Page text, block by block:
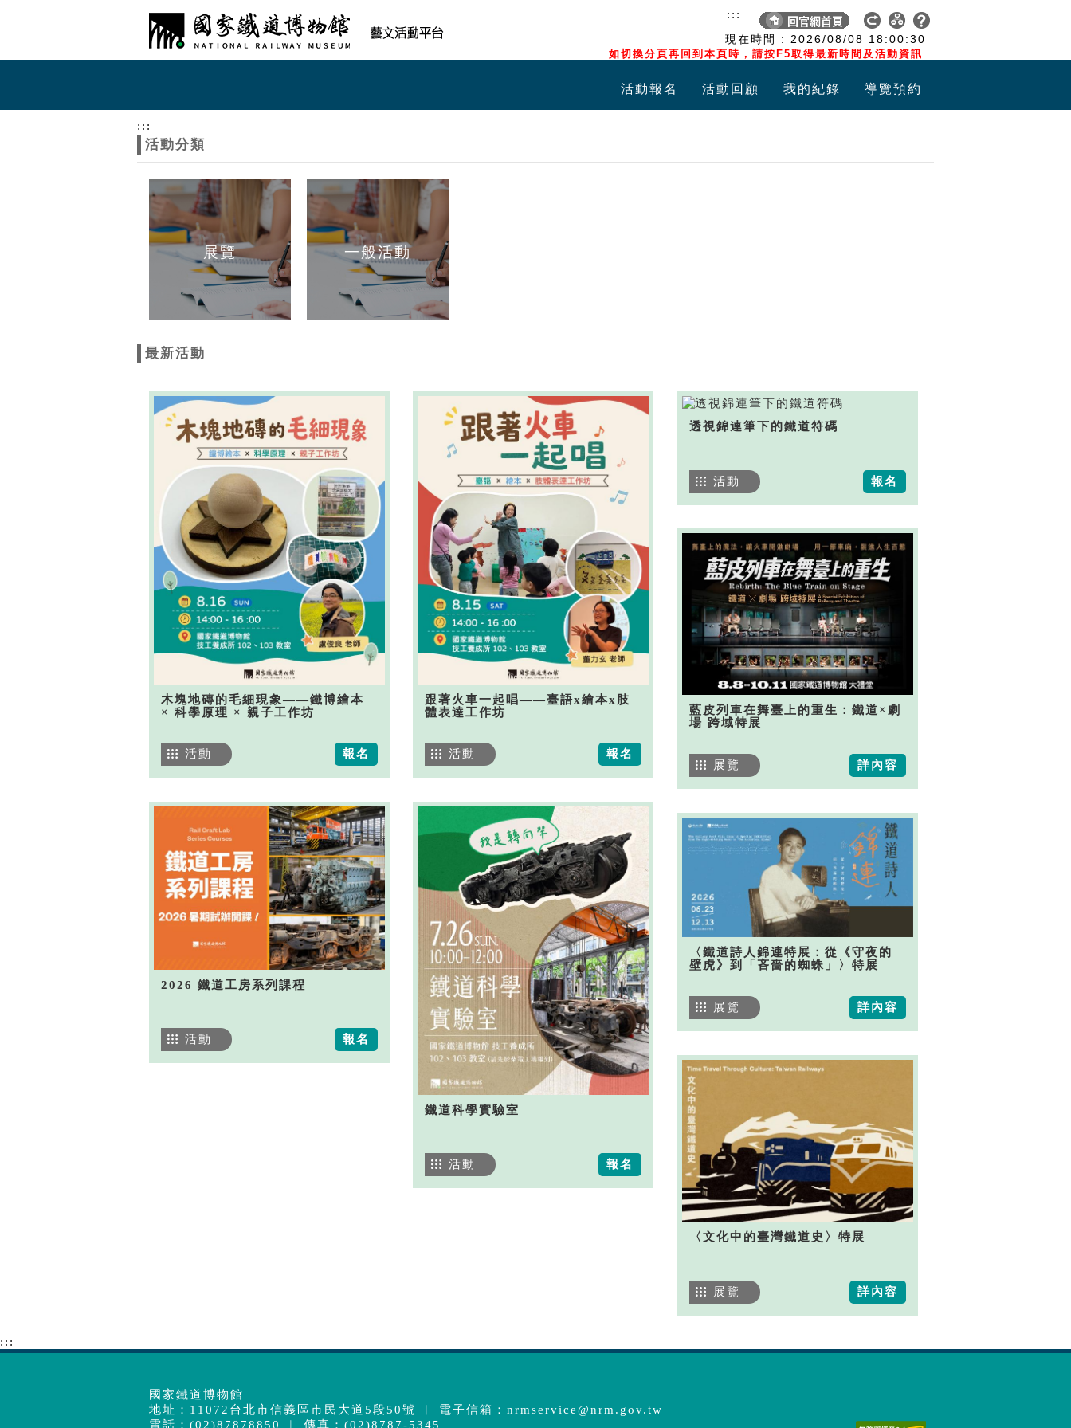
現在時間 : 2026/08/08 18:00:30
如切換分頁再回到本頁時，請按F5取得最新時間及活動資訊
:::
活動報名 活動回顧 我的紀錄 導覽預約
:::
活動分類
展覽 一般活動
最新活動
木塊地磚的毛細現象——鐵博繪本
× 科學原理 × 親子工作坊
報名
活動
跟著火車一起唱——臺語x繪本x肢
體表達工作坊
報名
活動
透視錦連筆下的鐵道符碼
報名
活動
藍皮列車在舞臺上的重生：鐵道×劇
場 跨域特展
詳內容
展覽
2026 鐵道工房系列課程
報名
活動
鐵道科學實驗室
報名
活動
〈鐵道詩人錦連特展：從《守夜的
壁虎》到「吝嗇的蜘蛛」〉特展
詳內容
展覽
〈文化中的臺灣鐵道史〉特展
詳內容
展覽
:::
國家鐵道博物館
地址：11072台北市信義區市民大道5段50號 ︱ 電子信箱： nrmservice@nrm.gov.tw
電話：(02)87878850 ︱ 傳真：(02)8787-5345